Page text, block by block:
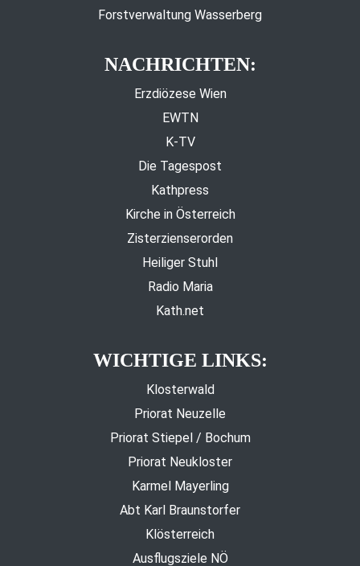
Forstverwaltung Wasserberg
NACHRICHTEN:
Erzdiözese Wien
EWTN
K-TV
Die Tagespost
Kathpress
Kirche in Österreich
Zisterzienserorden
Heiliger Stuhl
Radio Maria
Kath.net
WICHTIGE LINKS:
Klosterwald
Priorat Neuzelle
Priorat Stiepel / Bochum
Priorat Neukloster
Karmel Mayerling
Abt Karl Braunstorfer
Klösterreich
Ausflugsziele NÖ